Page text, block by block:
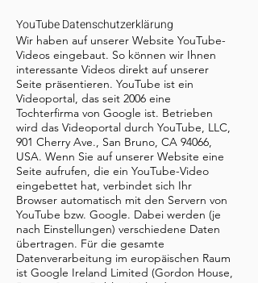
YouTube Datenschutzerklärung
Wir haben auf unserer Website YouTube-
Videos eingebaut. So können wir Ihnen
interessante Videos direkt auf unserer
Seite präsentieren. YouTube ist ein
Videoportal, das seit 2006 eine
Tochterfirma von Google ist. Betrieben
wird das Videoportal durch YouTube, LLC,
901 Cherry Ave., San Bruno, CA 94066,
USA. Wenn Sie auf unserer Website eine
Seite aufrufen, die ein YouTube-Video
eingebettet hat, verbindet sich Ihr
Browser automatisch mit den Servern von
YouTube bzw. Google. Dabei werden (je
nach Einstellungen) verschiedene Daten
übertragen. Für die gesamte
Datenverarbeitung im europäischen Raum
ist Google Ireland Limited (Gordon House,